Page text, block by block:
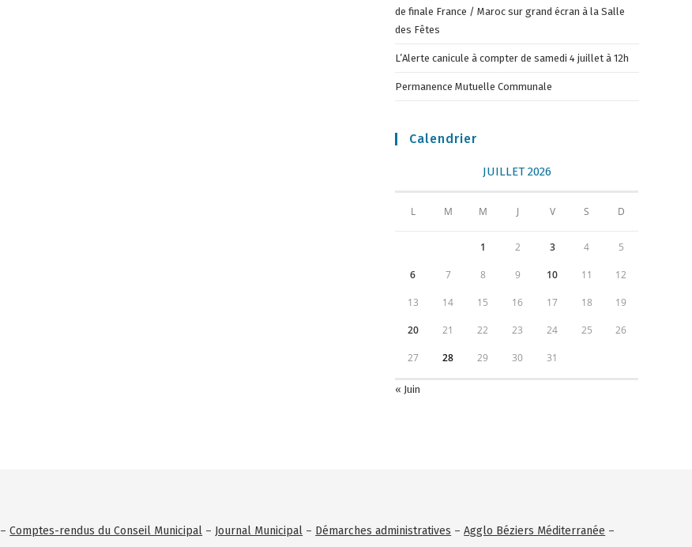
de finale France / Maroc sur grand écran à la Salle
des Fêtes
L’Alerte canicule à compter de samedi 4 juillet à 12h
Permanence Mutuelle Communale
Calendrier
JUILLET 2026
L M M J V S D
1 2 3 4 5
6 7 8 9 10 11 12
13 14 15 16 17 18 19
20 21 22 23 24 25 26
27 28 29 30 31
« Juin
–Comptes-rendus du Conseil Municipal – Journal Municipal – Démarches administratives –Agglo Béziers Méditerranée –